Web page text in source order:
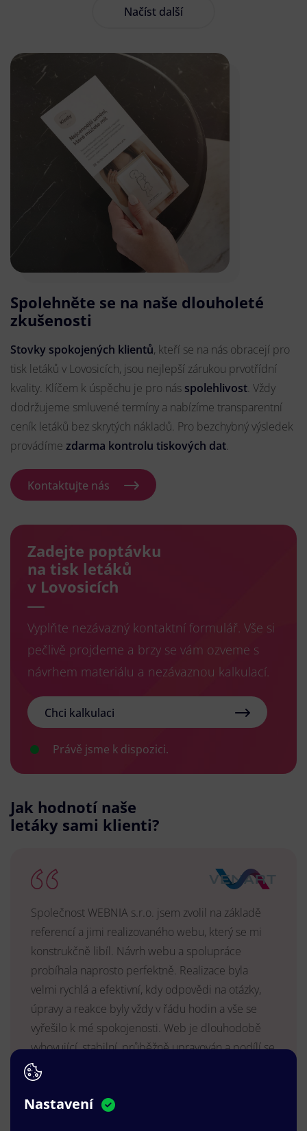
Načíst další
Spolehněte se na naše dlouholeté
zkušenosti
Stovky spokojených klientů, kteří se na nás obracejí pro
tisk letáků v Lovosicích, jsou nejlepší zárukou prvotřídní
kvality. Klíčem k úspěchu je pro nás spolehlivost. Vždy
dodržujeme smluvené termíny a nabízíme transparentní
ceník letáků bez skrytých nákladů. Pro bezchybný výsledek
provádíme zdarma kontrolu tiskových dat.
Kontaktujte nás
Zadejte poptávku
na tisk letáků
v Lovosicích
Vyplňte nezávazný kontaktní formulář. Vše si
pečlivě projdeme a brzy se vám ozveme s
návrhem materiálu a nezávaznou kalkulací.
Chci kalkulaci
Právě jsme k dispozici.
Jak hodnotí naše
letáky sami klienti?
Společnost WEBNIA s.r.o. jsem zvolil na základě
referencí a jimi realizovaného webu, který se mi
konstrukčně libíl. Návrh webu a spolupráce
probíhala naprosto perfektně. Realizace byla
velmi rychlá a efektivní, kdy odpovědi na otázky,
úpravy a reakce byly vždy v řádu hodin a vše se
vyřešilo k mé spokojenosti. Web je dlouhodobě
vyhovující, stabilní, průběžně upravován a podílí se
na pozitivním vnímání naší značky.
MUDr. Radek Vyšohlíd
VENART s.r.o.
Nastavení